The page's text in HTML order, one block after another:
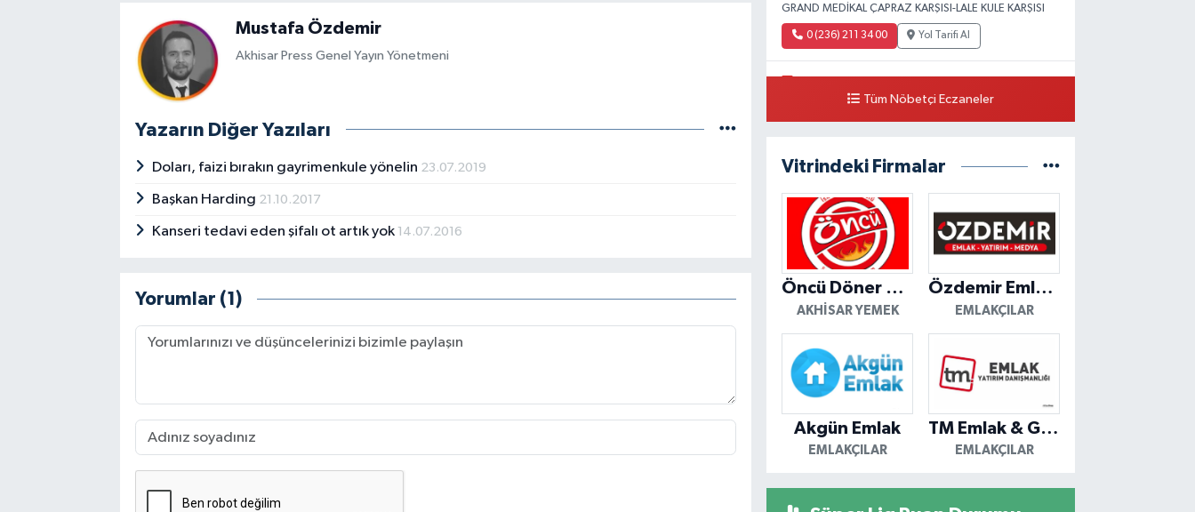
Mustafa Özdemir
Akhisar Press Genel Yayın Yönetmeni
Yazarın Diğer Yazıları
Doları, faizi bırakın gayrimenkule yönelin 23.07.2019
Başkan Harding 21.10.2017
Kanseri tedavi eden şifalı ot artık yok 14.07.2016
Yorumlar (1)
GRAND MEDİKAL ÇAPRAZ KARŞISI-LALE KULE KARŞISI
0 (236) 211 34 00 Yol Tarifi Al
CUMHURİYET MAHY. MENDERES BULVARI NO:39 B
ÖZYURT MAH.ŞEHİTLER YOLU SOKAK NO:22 A CUMA
PAZARI YOLU ÜZERİNDE, CAMİÖNÜ
MEVKİ,KONAKÖNÜ, 2 NOLU SAĞLIK OCAĞI KARŞISI
0 (236) 312 36 37 Yol Tarifi Al
Gökçe Eczanesi
0 (236) 712 14 14 Yol Tarifi Al
Nezih Eczanesi
PASA MAHALLESI TAHIRÜN CADDESI NO:69 A AKHISAR
AKBANK YAKININDA
Tüm Nöbetçi Eczaneler
Vitrindeki Firmalar
Öncü Döner Akhisar
AKHISAR YEMEK
Özdemir Emlak Yatırım
EMLAKÇILAR
Akgün Emlak
EMLAKÇILAR
TM Emlak & Gayrimenkul
EMLAKÇILAR